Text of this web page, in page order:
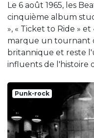
Le 6 août 1965, les
cinquième album
», « Ticket to Ride »
marque un tournant
britannique et reste
influents de l'histoire
Punk-rock